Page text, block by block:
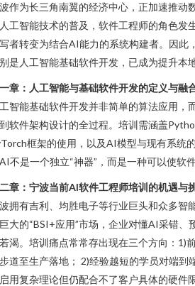
作为长三角南翼的经济中心，正加速推动
工智能技术的普及，软件工程师的角色
者转变为结合AI能力的系统构建者。因此
是人工智能基础软件开发，已成为提升本
章：人工智能与基础软件开发的定义与融
智能基础软件开发并非简单的算法应用，
软件架构设计的全过程。培训需涵盖
框架的使用，以及AI模型与现有系统
不是一个独立“神器”，而是一种可以使软
章：宁波当前AI软件工程师培训的机遇与
拥有吉利、均胜电子等行业巨头和众多智
大的“BSI+应用”市场，企业对懂AI采错、
渴。培训痛点常常存出现在三个方向：1)
道至生产落地； 2)经验越短的学员对端到
用复杂理论但仍配合不了客户具体的硬件